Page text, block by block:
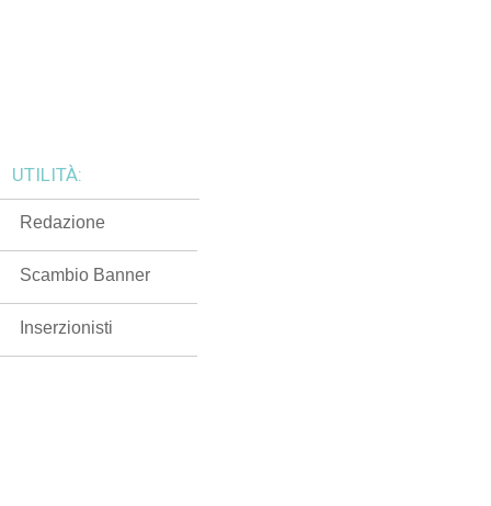
UTILITÀ:
Redazione
Scambio Banner
Inserzionisti